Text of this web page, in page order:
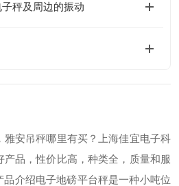
秤及周边的振动
雅安吊秤哪里有买？上海佳宜电子科
品，性价比高，种类全，质量和服
品介绍电子地磅平台秤是一种小吨位